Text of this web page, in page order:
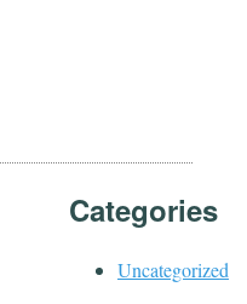
Categories
Uncategorized